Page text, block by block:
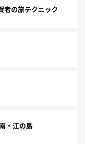
者の旅テクニック
・江の島